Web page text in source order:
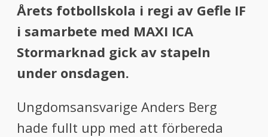
Årets fotbollskola i regi av Gefle IF
i samarbete med MAXI ICA
Stormarknad gick av stapeln
under onsdagen.
Ungdomsansvarige Anders Berg
hade fullt upp med att förbereda